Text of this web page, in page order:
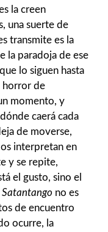
la creen
una suerte de
transmite es la
la paradoja de ese
lo siguen hasta
horror de
momento, y
caerá cada
de moverse,
interpretan en
y se repite,
el gusto, sino el
Satantango no es
de encuentro
ocurre, la